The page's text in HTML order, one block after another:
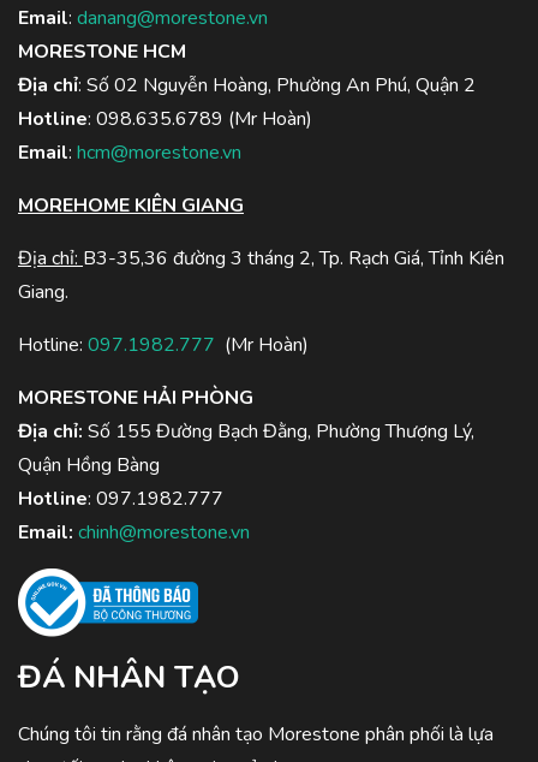
Email: danang@morestone.vn
MORESTONE HCM
Địa chỉ: Số 02 Nguyễn Hoàng, Phường An Phú, Quận 2
Hotline: 098.635.6789 (Mr Hoàn)
Email: hcm@morestone.vn
MOREHOME KIÊN GIANG
Địa chỉ: B3-35,36 đường 3 tháng 2, Tp. Rạch Giá, Tỉnh Kiên
Giang.
Hotline: 097.1982.777 (Mr Hoàn)
MORESTONE HẢI PHÒNG
Địa chỉ: Số 155 Đường Bạch Đằng, Phường Thượng Lý,
Quận Hồng Bàng
Hotline: 097.1982.777
Email: chinh@morestone.vn
ĐÁ NHÂN TẠO
Chúng tôi tin rằng đá nhân tạo Morestone phân phối là lựa